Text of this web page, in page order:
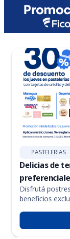
PASTELERIAS
Delicias de
Disfrutá
beneficios